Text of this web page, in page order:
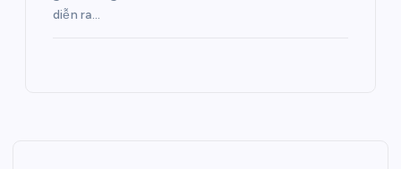
diễn ra…